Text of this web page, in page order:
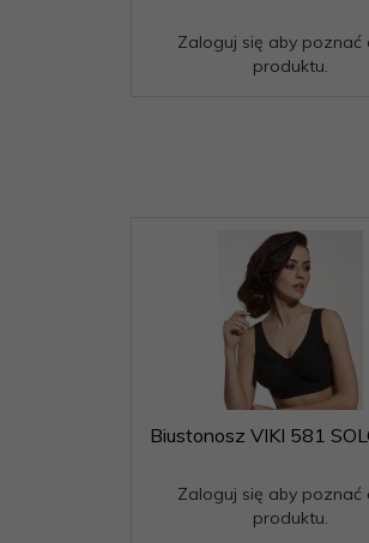
Zaloguj się aby poznać
produktu.
Biustonosz VIKI 581
Zaloguj się aby poznać
produktu.